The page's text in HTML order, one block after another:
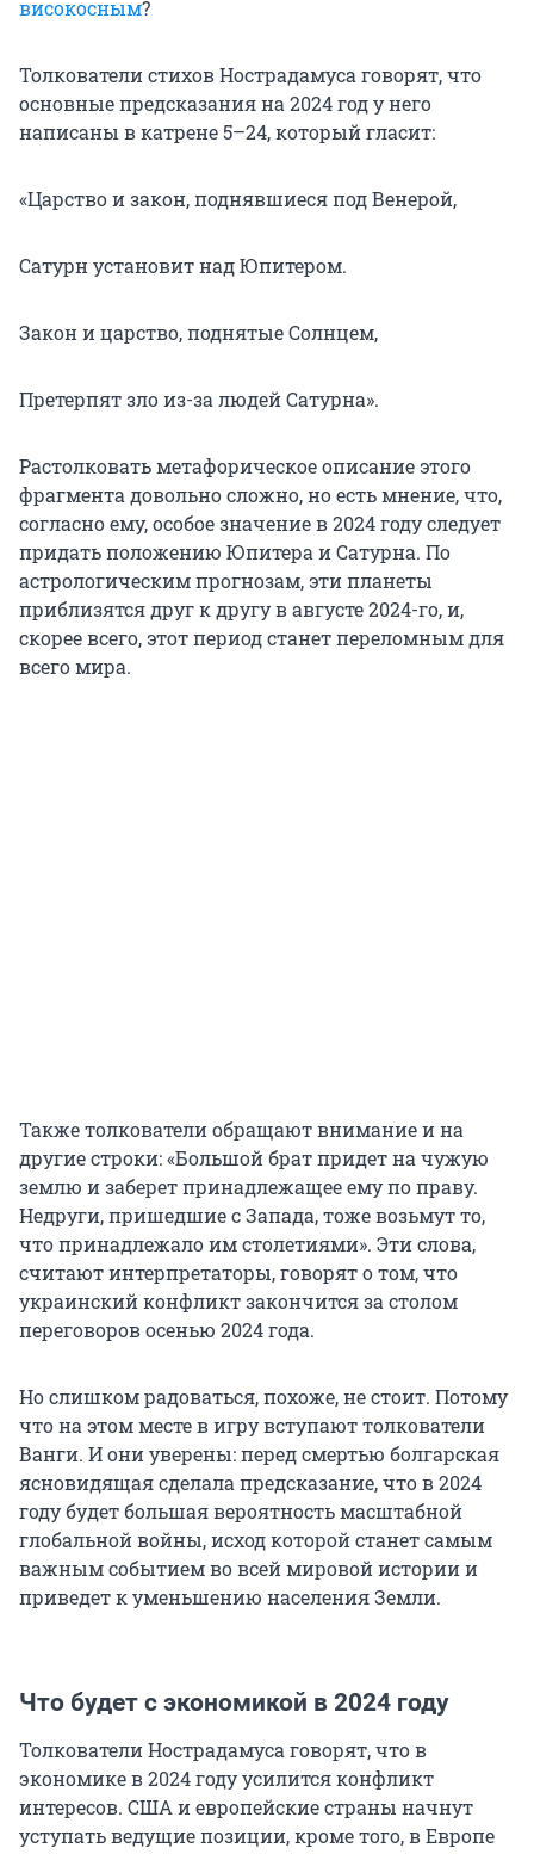
високосным?
Толкователи стихов Нострадамуса говорят, что
основные предсказания на 2024 год у него
написаны в катрене 5–24, который гласит:
«Царство и закон, поднявшиеся под Венерой,
Сатурн установит над Юпитером.
Закон и царство, поднятые Солнцем,
Претерпят зло из-за людей Сатурна».
Растолковать метафорическое описание этого
фрагмента довольно сложно, но есть мнение, что,
согласно ему, особое значение в 2024 году следует
придать положению Юпитера и Сатурна. По
астрологическим прогнозам, эти планеты
приблизятся друг к другу в августе 2024-го, и,
скорее всего, этот период станет переломным для
всего мира.
Также толкователи обращают внимание и на
другие строки: «Большой брат придет на чужую
землю и заберет принадлежащее ему по праву.
Недруги, пришедшие с Запада, тоже возьмут то,
что принадлежало им столетиями». Эти слова,
считают интерпретаторы, говорят о том, что
украинский конфликт закончится за столом
переговоров осенью 2024 года.
Но слишком радоваться, похоже, не стоит. Потому
что на этом месте в игру вступают толкователи
Ванги. И они уверены: перед смертью болгарская
ясновидящая сделала предсказание, что в 2024
году будет большая вероятность масштабной
глобальной войны, исход которой станет самым
важным событием во всей мировой истории и
приведет к уменьшению населения Земли.
Что будет с экономикой в 2024 году
Толкователи Нострадамуса говорят, что в
экономике в 2024 году усилится конфликт
интересов. США и европейские страны начнут
уступать ведущие позиции, кроме того, в Европе